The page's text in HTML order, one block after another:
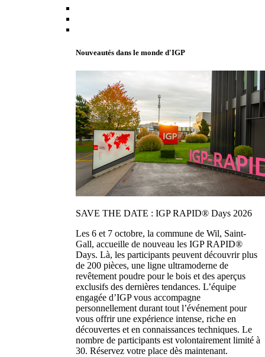
Nouveautés dans le monde d'IGP
SAVE THE DATE : IGP RAPID® Days 2026
Les 6 et 7 octobre, la commune de Wil, Saint-
Gall, accueille de nouveau les IGP RAPID®
Days. Là, les participants peuvent découvrir plus
de 200 pièces, une ligne ultramoderne de
revêtement poudre pour le bois et des aperçus
exclusifs des dernières tendances. L’équipe
engagée d’IGP vous accompagne
personnellement durant tout l’événement pour
vous offrir une expérience intense, riche en
découvertes et en connaissances techniques. Le
nombre de participants est volontairement limité à
30. Réservez votre place dès maintenant.